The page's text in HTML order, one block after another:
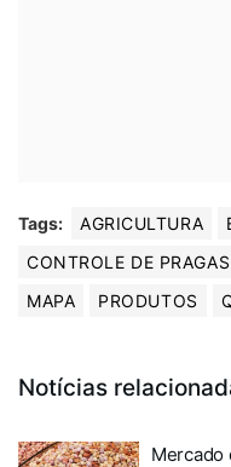
Tags: AGRICULTURA
CONTROLE DE PRAGAS
MAPA
PRODUTOS
Notícias
Mercado